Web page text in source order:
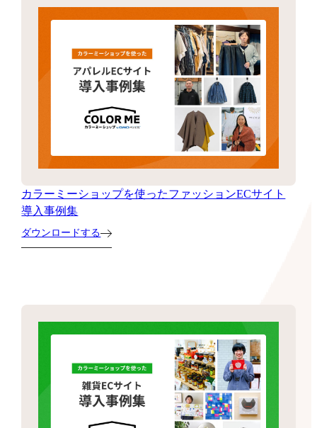
カラーミーショップを使ったファッションECサイト
導入事例集
ダウンロードする